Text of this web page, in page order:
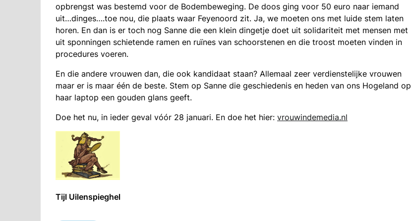
opbrengst was bestemd voor de Bodembeweging. De doos ging voor 50 euro naar iemand
uit…dinges….toe nou, die plaats waar Feyenoord zit. Ja, we moeten ons met luide stem laten
horen. En dan is er toch nog Sanne die een klein dingetje doet uit solidariteit met mensen met
uit sponningen schietende ramen en ruïnes van schoorstenen en die troost moeten vinden in
procedures voeren.
En die andere vrouwen dan, die ook kandidaat staan? Allemaal zeer verdienstelijke vrouwen
maar er is maar één de beste. Stem op Sanne die geschiedenis en heden van ons Hogeland op
haar laptop een gouden glans geeft.
Doe het nu, in ieder geval vóór 28 januari. En doe het hier: vrouwindemedia.nl
Tijl Uilenspieghel